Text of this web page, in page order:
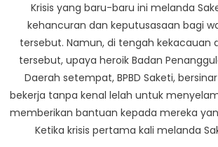
Krisis yang baru-baru ini melanda
kehancuran dan keputusasaan bagi
tersebut. Namun, di tengah kekacauan
tersebut, upaya heroik Badan
Daerah setempat, BPBD Saketi,
bekerja tanpa kenal lelah untuk
memberikan bantuan kepada mereka
Ketika krisis pertama kali melanda